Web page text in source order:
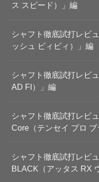
ス スピード）」編
シャフト徹底試打レビ
ッシュ ビィビィ）」編
シャフト徹底試打レビ
AD FI）」編
シャフト徹底試打レビ
Core（テンセイ プロ
シャフト徹底試打レビ
BLACK（アッタス RX